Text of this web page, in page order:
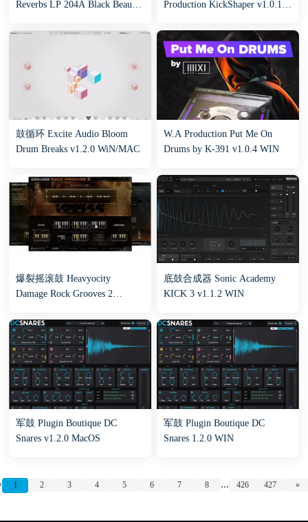
Reverbs LP 204A Black Beauty
WAV)
Production KickShaper v1.0.1
鼓循环 Excite Audio Bloom
Drum Breaks v1.2.0 WiN/MAC
W.A Production Put Me On
Drums by K-391 v1.0.4 WIN
爆裂摇滚鼓 Heavyocity
Damage Rock Grooves 2
底鼓合成器 Sonic Academy
KICK 3 v1.1.2 WIN
军鼓 Plugin Boutique DC
Snares v1.2.0 MacOS
军鼓 Plugin Boutique DC
Snares 1.2.0 WIN
1 2 3 4 5 6 7 8 ... 426 427 »